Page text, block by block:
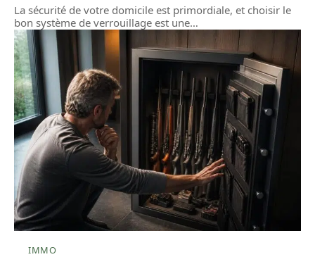
La sécurité de votre domicile est primordiale, et choisir le
bon système de verrouillage est une…
IMMO